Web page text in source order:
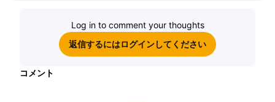
Log in to comment your thoughts
返信するにはログインしてください
コメント